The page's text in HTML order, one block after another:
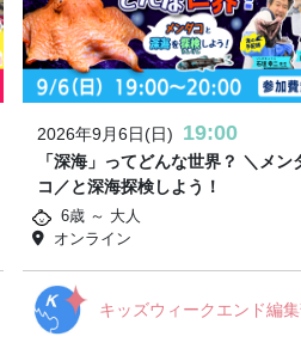
2026年9月6日(日) 19:00
「深海」ってどんな世界？ ＼メン
コ／と深海探検しよう！
6歳 ～ 大人
オンライン
キッズウィークエンド編